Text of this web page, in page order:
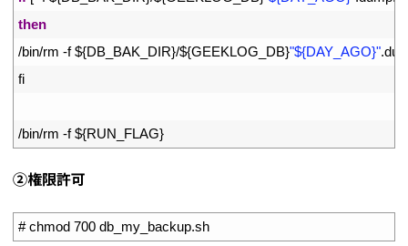
then
/bin/rm -f ${DB_BAK_DIR}/${GEEKLOG_DB}"${DAY_AGO}".
fi
/bin/rm -f ${RUN_FLAG}
➁権限許可
# chmod 700 db_my_backup.sh